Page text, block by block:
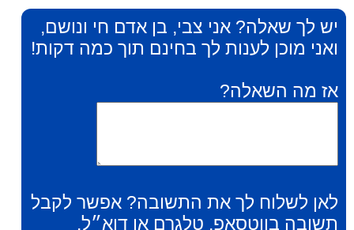
יש לך שאלה? אני צבי, בן אדם חי ונושם,
ואני מוכן לענות לך בחינם תוך כמה דקות!
אז מה השאלה?
לאן לשלוח לך את התשובה? אפשר לקבל
תשובה בווטסאפ, טלגרם או דוא״ל.